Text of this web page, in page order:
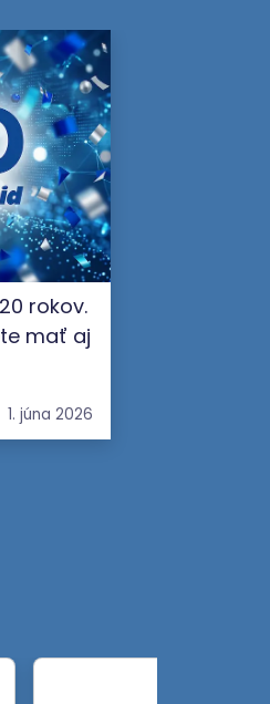
rokov.
mať aj
1. júna 2026